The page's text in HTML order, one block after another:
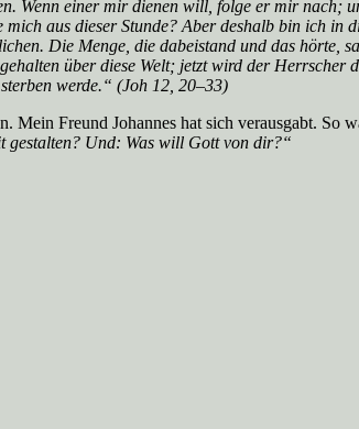
Wenn einer mir dienen will, folge er mir
mich aus dieser Stunde? Aber deshalb bin ich
Die Menge, die dabeistand und das hörte,
über diese Welt; jetzt wird der
werde.“ (Joh 12, 20–33)
Mein Freund Johannes hat sich verausgabt.
gestalten? Und: Was will Gott von dir?“